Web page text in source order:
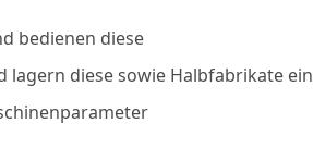
bedienen diese
diese sowie Halbfabrikate ein